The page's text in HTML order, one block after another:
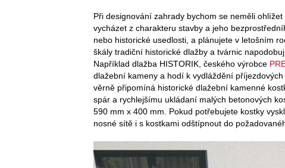
Při designování zahrady bychom se neměli
vycházet z charakteru stavby a jeho
nebo historické usedlosti, a plánujete v letošním
škály tradiční historické dlažby a tvárnic
Například dlažba HISTORIK, českého výrobce
dlažební kameny a hodí k vydláždění
věrně připomíná historické dlažební kamenné
spár a rychlejšímu ukládaní malých betonových
590 mm x 400 mm. Pokud potřebujete kostky
nosné sítě i s kostkami odštípnout do